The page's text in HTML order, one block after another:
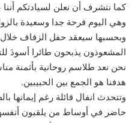
كما نتشرف أن نعلن لسيادتكم
وهي اليوم فرحة جدا وسعيدة
وبحسبها سيعقد حفل الزفاف
المشعوذون يذبحون طائرا أسودَ
هدفنا هو الجمع بين الحبيبين.
وتتحدث انفال قائلة رغم إيمانها
حاضر في أوساط من يلقبون